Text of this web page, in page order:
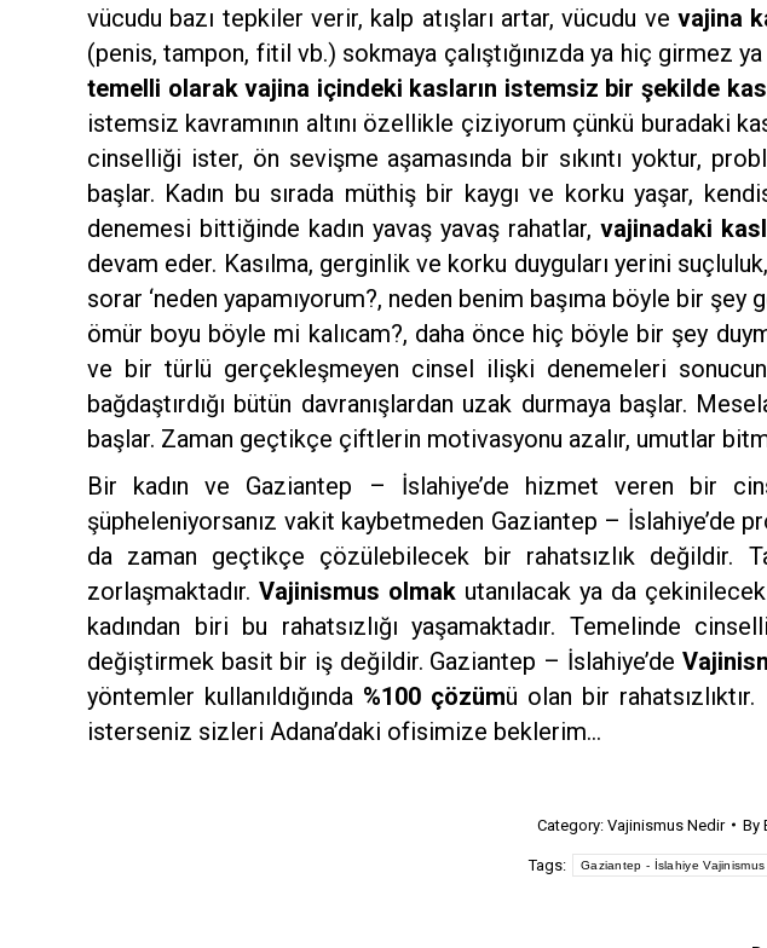
vücudu bazı tepkiler verir, kalp atışları artar, vücudu ve vajina
(penis, tampon, fitil vb.) sokmaya çalıştığınızda ya hiç girmez
temelli olarak vajina içindeki kasların istemsiz bir şekilde
istemsiz kavramının altını özellikle çiziyorum çünkü buradaki
cinselliği ister, ön sevişme aşamasında bir sıkıntı yoktur,
başlar. Kadın bu sırada müthiş bir kaygı ve korku yaşar,
denemesi bittiğinde kadın yavaş yavaş rahatlar,vajinadaki
devam eder. Kasılma, gerginlik ve korku duyguları yerini
sorar ‘neden yapamıyorum?, neden benim başıma böyle bir
ömür boyu böyle mi kalıcam?, daha önce hiç böyle bir şey
ve bir türlü gerçekleşmeyen cinsel ilişki denemeleri
bağdaştırdığı bütün davranışlardan uzak durmaya başlar.
başlar. Zaman geçtikçe çiftlerin motivasyonu azalır, umutlar
Bir kadın ve Gaziantep – İslahiye’de hizmet veren bir
şüpheleniyorsanız vakit kaybetmeden Gaziantep – İslahiye’de
da zaman geçtikçe çözülebilecek bir rahatsızlık değildir.
zorlaşmaktadır. Vajinismus olmakutanılacak ya da
kadından biri bu rahatsızlığı yaşamaktadır. Temelinde
değiştirmek basit bir iş değildir. Gaziantep – İslahiye’de
yöntemler kullanıldığında %100 çözümü olan bir rahatsızlıktır.
isterseniz sizleri Adana’daki ofisimize beklerim…
Category: Vajinismus Nedir By
Tags: Gaziantep - İslahiye Vajinismus